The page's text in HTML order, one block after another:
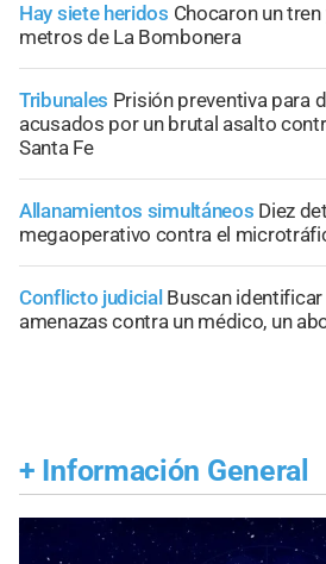
Hay siete heridos Chocaron un
metros de La Bombonera
Tribunales Prisión preventiva para
acusados por un brutal asalto
Santa Fe
Allanamientos simultáneos Diez
megaoperativo contra el
Conflicto judicial Buscan
amenazas contra un médico, un
+ Información General